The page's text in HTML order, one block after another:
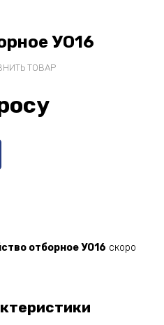
УО16
ТОВАР
отборное УО16 скоро